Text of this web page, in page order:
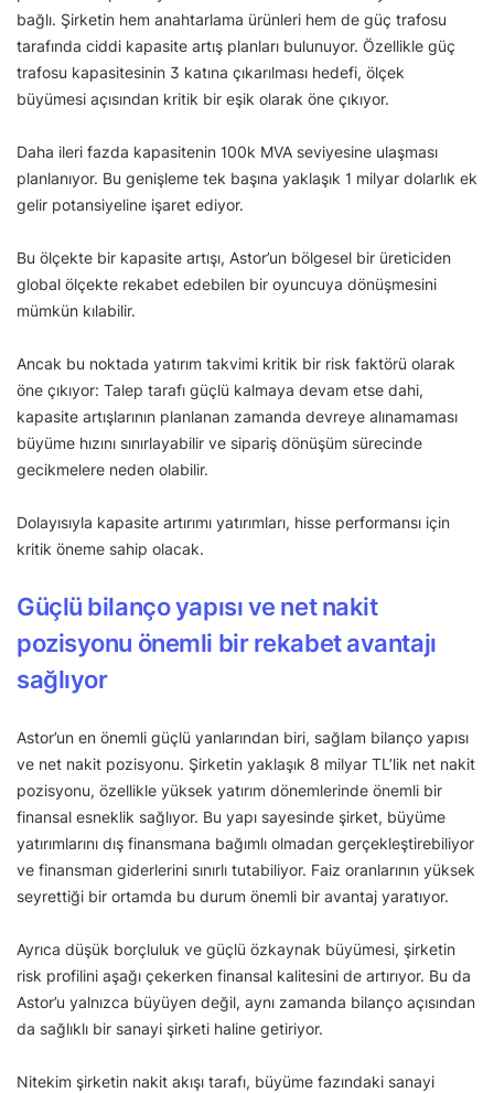
bağlı. Şirketin hem anahtarlama ürünleri hem de güç trafosu
tarafında ciddi kapasite artış planları bulunuyor. Özellikle güç
trafosu kapasitesinin 3 katına çıkarılması hedefi, ölçek
büyümesi açısından kritik bir eşik olarak öne çıkıyor.
Daha ileri fazda kapasitenin 100k MVA seviyesine ulaşması
planlanıyor. Bu genişleme tek başına yaklaşık 1 milyar dolarlık ek
gelir potansiyeline işaret ediyor.
Bu ölçekte bir kapasite artışı, Astor’un bölgesel bir üreticiden
global ölçekte rekabet edebilen bir oyuncuya dönüşmesini
mümkün kılabilir.
Ancak bu noktada yatırım takvimi kritik bir risk faktörü olarak
öne çıkıyor: Talep tarafı güçlü kalmaya devam etse dahi,
kapasite artışlarının planlanan zamanda devreye alınamaması
büyüme hızını sınırlayabilir ve sipariş dönüşüm sürecinde
gecikmelere neden olabilir.
Dolayısıyla kapasite artırımı yatırımları, hisse performansı için
kritik öneme sahip olacak.
Güçlü bilanço yapısı ve net nakit
pozisyonu önemli bir rekabet avantajı
sağlıyor
Astor’un en önemli güçlü yanlarından biri, sağlam bilanço yapısı
ve net nakit pozisyonu. Şirketin yaklaşık 8 milyar TL’lik net nakit
pozisyonu, özellikle yüksek yatırım dönemlerinde önemli bir
finansal esneklik sağlıyor. Bu yapı sayesinde şirket, büyüme
yatırımlarını dış finansmana bağımlı olmadan gerçekleştirebiliyor
ve finansman giderlerini sınırlı tutabiliyor. Faiz oranlarının yüksek
seyrettiği bir ortamda bu durum önemli bir avantaj yaratıyor.
Ayrıca düşük borçluluk ve güçlü özkaynak büyümesi, şirketin
risk profilini aşağı çekerken finansal kalitesini de artırıyor. Bu da
Astor’u yalnızca büyüyen değil, aynı zamanda bilanço açısından
da sağlıklı bir sanayi şirketi haline getiriyor.
Nitekim şirketin nakit akışı tarafı, büyüme fazındaki sanayi